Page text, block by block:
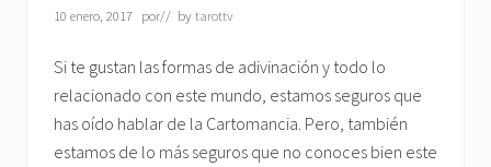
10 enero, 2017 por// bytarottv
Si te gustan las formas de adivinación y todo lo
relacionado con este mundo, estamos seguros que
has oído hablar de la Cartomancia. Pero, también
estamos de lo más seguros que no conoces bien este